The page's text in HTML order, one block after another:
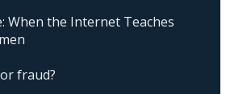
When the Internet Teaches
fraud?